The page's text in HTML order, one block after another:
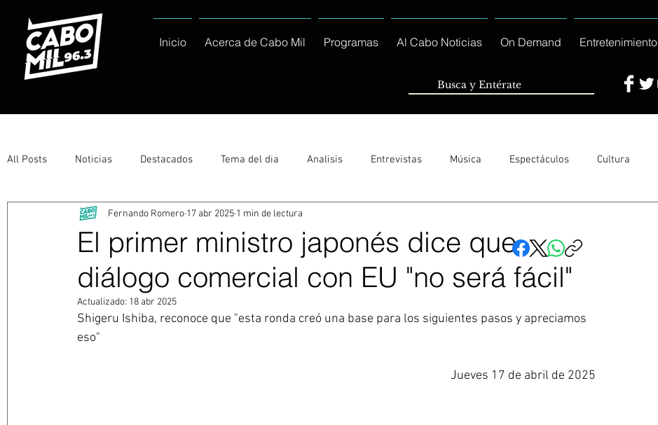
Inicio Acerca de Cabo Mil Programas Al Cabo Noticias On Demand Entretenimiento
All Posts Noticias Destacados Tema del dia Analisis Entrevistas Música Espectáculos Cultura
Entérate Deportes La buena del día
Ayuntamiento de Los Cabos Informa Nacionales e Internacionales Columnas Locales Los Cabos
El primer ministro japonés dice que
diálogo comercial con EU "no será fácil"
Fernando Romero 17 abr 2025 1 min de lectura
Actualizado: 18 abr 2025
Shigeru Ishiba, reconoce que "esta ronda creó una base para los siguientes pasos y apreciamos
eso"
Jueves 17 de abril de 2025